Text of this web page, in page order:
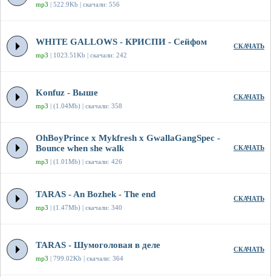
mp3 | 522.9Kb | скачали: 556
WHITE GALLOWS - КРИСПИ - Сейфом
mp3 | 1023.51Kb | скачали: 242
СКАЧАТЬ
Konfuz - Выше
mp3 | (1.04Mb) | скачали: 358
СКАЧАТЬ
OhBoyPrince x Mykfresh x GwallaGangSpec -
Bounce when she walk
mp3 | (1.01Mb) | скачали: 426
СКАЧАТЬ
TARAS - An Bozhek - The end
mp3 | (1.47Mb) | скачали: 340
СКАЧАТЬ
TARAS - Шумоголовая в деле
mp3 | 799.02Kb | скачали: 364
СКАЧАТЬ